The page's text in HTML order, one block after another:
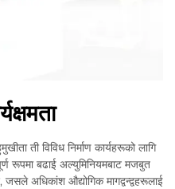
ती विविध निर्माण कार्यहरूको लागि
रूपमा बढाई अल्युमिनियमबाट मजबुत
अधिकांश औद्योगिक मागद्वन्द्वहरूलाई